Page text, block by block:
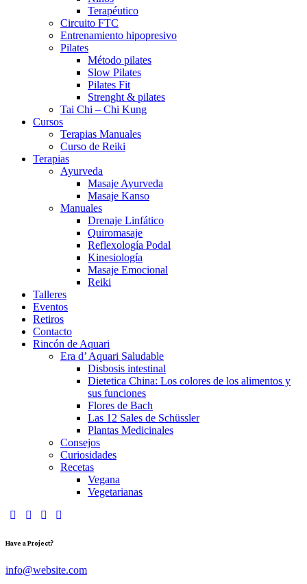
Terapéutico
Circuito FTC
Entrenamiento hipopresivo
Pilates
Método pilates
Slow Pilates
Pilates Fit
Strenght & pilates
Tai Chi – Chi Kung
Cursos
Terapias Manuales
Curso de Reiki
Terapias
Ayurveda
Masaje Ayurveda
Masaje Kanso
Manuales
Drenaje Linfático
Quiromasaje
Reflexología Podal
Kinesiología
Masaje Emocional
Reiki
Talleres
Eventos
Retiros
Contacto
Rincón de Aquari
Era d’ Aquari Saludable
Disbosis intestinal
Dietetica China: Los colores de los alimentos y
sus funciones
Flores de Bach
Las 12 Sales de Schüssler
Plantas Medicinales
Consejos
Curiosidades
Recetas
Vegana
Vegetarianas
Have a Project?
info@website.com